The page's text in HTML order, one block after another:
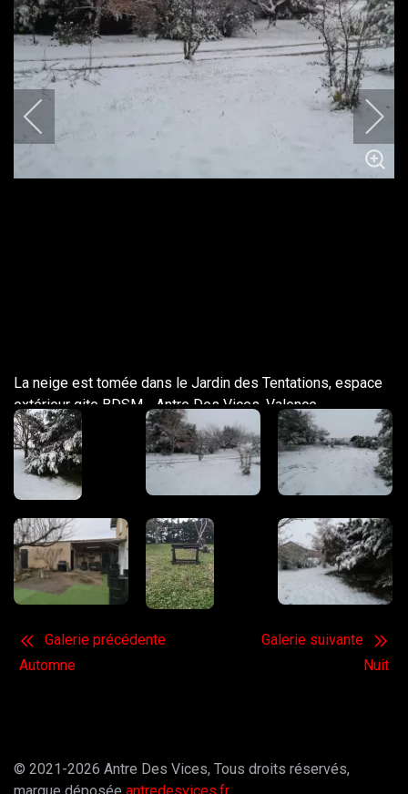
La neige est tomée dans le Jardin des Tentations, espace
extérieur gite BDSM - Antre Des Vices, Valence
Galerie précédente
Automne
Galerie suivante
Nuit
© 2021-2026 Antre Des Vices, Tous droits réservés,